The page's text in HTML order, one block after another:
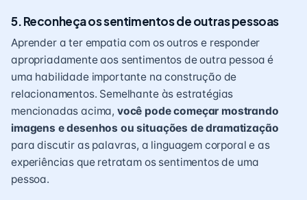
5. Reconheça os sentimentos de outras pessoas
Aprender a ter empatia com os outros e responder
apropriadamente aos sentimentos de outra pessoa é
uma habilidade importante na construção de
relacionamentos. Semelhante às estratégias
mencionadas acima, você pode começar mostrando
imagens e desenhos ou situações de dramatização
para discutir as palavras, a linguagem corporal e as
experiências que retratam os sentimentos de uma
pessoa.